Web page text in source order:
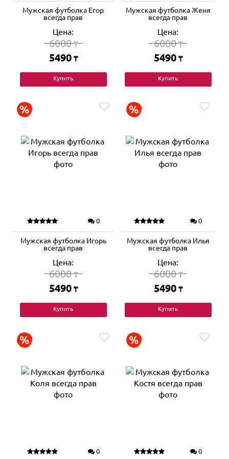
Мужская футболка Егор
всегда прав
Цена:
6000₸
5490 ₸
Купить
Мужская футболка Женя
всегда прав
Цена:
6000₸
5490 ₸
Купить
0
Мужская футболка Игорь
всегда прав
Цена:
6000₸
5490 ₸
Купить
0
Мужская футболка Илья
всегда прав
Цена:
6000₸
5490 ₸
Купить
0 0